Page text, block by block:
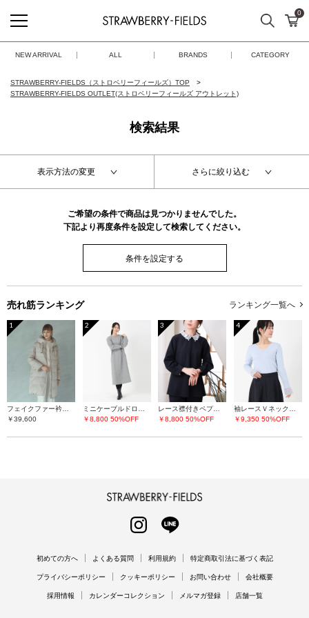
STRAWBERRY-FIELDS
検索 カ
0
NEW ARRIVAL ALL BRANDS CATEGORY
STRAWBERRY-FIELDS（ストロベリーフィールズ）TOP
STRAWBERRY-FIELDS OUTLET(ストロベリーフィールズ アウトレット)
検索結果
表示方法の変更 さらに絞り込む
ご希望の条件で商品は見つかりませんでした。
下記より再度条件を設定して検索してください。
条件を設定する
売れ筋ランキング ランキング一覧へ
1
フェイクファー衿ダウンコート
￥39,600
2
ミニケーブルドロストワンピース
￥8,800 50%OFF
3
レース襟付きペプラムプルオーバー
￥8,800 50%OFF
4
袖レースＶネックニット
￥9,350 50%OFF
INSTAGRAM
初めての方へ よくある質問 利用規約 特定商取引法に基づく表記
プライバシーポリシー クッキーポリシー お問い合わせ 会社概要
採用情報 カレンダーコレクション メルマガ登録 店舗一覧